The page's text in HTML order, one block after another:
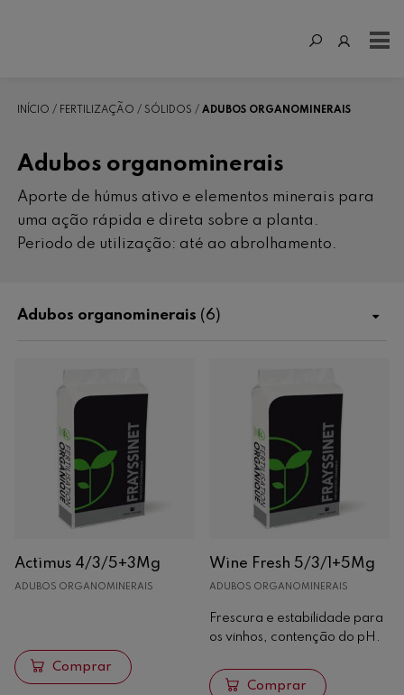
INÍCIO FERTILIZAÇÃO SÓLIDOS ADUBOS ORGANOMINERAIS
Adubos organominerais
Aporte de húmus ativo e elementos minerais para
uma ação rápida e direta sobre a planta.
Periodo de utilização: até ao abrolhamento.
Actimus 4/3/5+3Mg
ADUBOS ORGANOMINERAIS
Comprar
Wine Fresh 5/3/1+5Mg
ADUBOS ORGANOMINERAIS
Frescura e estabilidade para
os vinhos, contenção do pH.
Comprar
Adubos organominerais (6)
Fertilização
Sólidos
Corretores orgânicos
Adubos orgânicos
Adubos organominerais
Enológicos
Recipientes Quentes
Análise